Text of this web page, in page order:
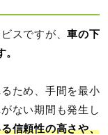
スですが、車の下
ため、手間を最小
ない期間も発生し
信頼性の高さや、